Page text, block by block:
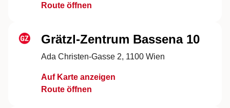
Route öffnen
Grätzl-Zentrum Bassena 10
Ada Christen-Gasse 2, 1100 Wien
Auf Karte anzeigen
Route öffnen